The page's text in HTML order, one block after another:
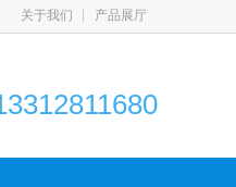
关于我们 产品展厅